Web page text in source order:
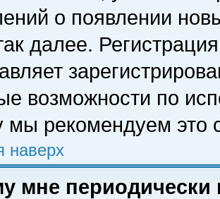
о появлении
далее.
возможности по
мы рекомендуем это
наверх
мне